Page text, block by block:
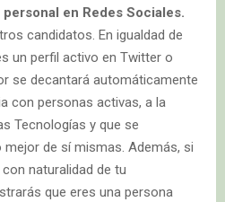
en Redes Sociales.
candidatos. En igualdad de
un perfil activo en Twitter o
se decantará automáticamente
con personas activas, a la
Tecnologías y que se
de sí mismas. Además, si
naturalidad de tu
que eres una persona